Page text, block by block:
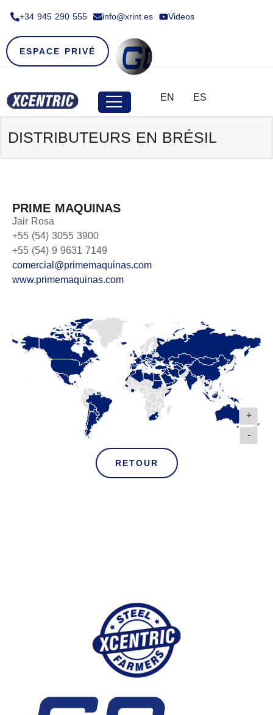
+34 945 290 555​ info@xrint.es Videos
ESPACE PRIVÉ
EN ES
DISTRIBUTEURS EN BRÉSIL
PRIME MAQUINAS
Jair Rosa
+55 (54) 3055 3900
+55 (54) 9 9631 7149
comercial@primemaquinas.com
www.primemaquinas.com
+
-
RETOUR